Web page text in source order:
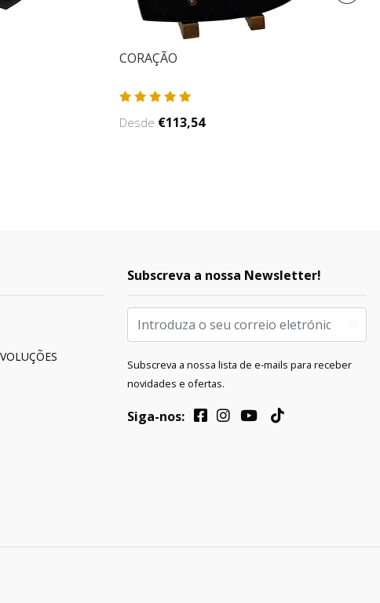
CORAÇÃO
Desde €113,54
Subscreva a nossa Newsletter!
Subscreva a nossa lista de e-mails para receber
novidades e ofertas.
Siga-nos: